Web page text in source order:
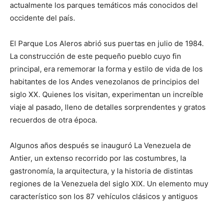
actualmente los parques temáticos más conocidos del
occidente del país.
El Parque Los Aleros abrió sus puertas en julio de 1984.
La construcción de este pequeño pueblo cuyo fin
principal, era rememorar la forma y estilo de vida de los
habitantes de los Andes venezolanos de principios del
siglo XX. Quienes los visitan, experimentan un increíble
viaje al pasado, lleno de detalles sorprendentes y gratos
recuerdos de otra época.
Algunos años después se inauguró La Venezuela de
Antier, un extenso recorrido por las costumbres, la
gastronomía, la arquitectura, y la historia de distintas
regiones de la Venezuela del siglo XIX. Un elemento muy
característico son los 87 vehículos clásicos y antiguos